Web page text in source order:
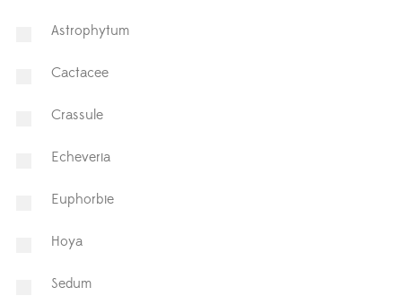
Astrophytum
⁠Cactacee
⁠Crassule
Echeveria
Euphorbie
Hoya
⁠Sedum